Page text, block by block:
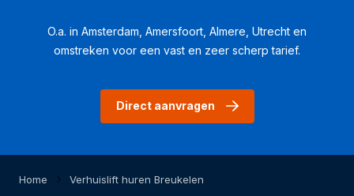
O.a. in Amsterdam, Amersfoort, Almere, Utrecht en
omstreken voor een vast en zeer scherp tarief.
Direct aanvragen
Home Verhuislift huren Breukelen